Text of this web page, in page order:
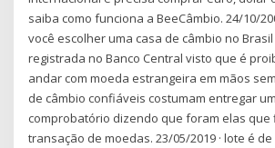
saiba como funciona a BeeCâmbio. 24/10/
você escolher uma casa de câmbio no
registrada no Banco Central visto que é
andar com moeda estrangeira em mãos
de câmbio confiáveis costumam entregar
comprobatório dizendo que foram elas que
transação de moedas. 23/05/2019 · lote é